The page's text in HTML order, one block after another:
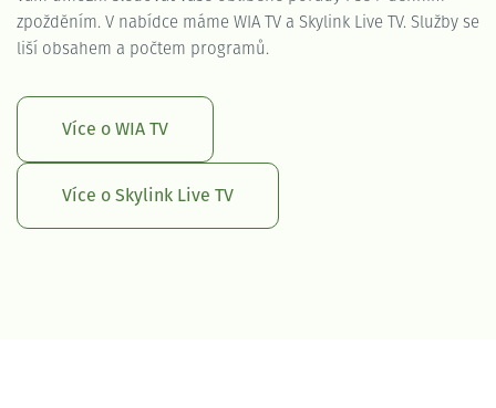
zpožděním. V nabídce máme WIA TV a Skylink Live TV. Služby se
liší obsahem a počtem programů.
Více o WIA TV
Více o Skylink Live TV